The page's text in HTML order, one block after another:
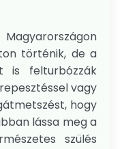
történik, de a
is felturbózzák
vagy
hogy
lássa meg a
szülés